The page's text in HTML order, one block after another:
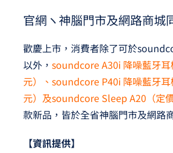
官網ヽ神腦門市及網路商城
歡慶上市，消費者除了可於
以外， soundcore A30i 降噪藍牙
元）、soundcore P40i 降噪藍牙
元）及soundcore Sleep A20（定價
款新品，皆於全省神腦門市及網路
【資訊提供】